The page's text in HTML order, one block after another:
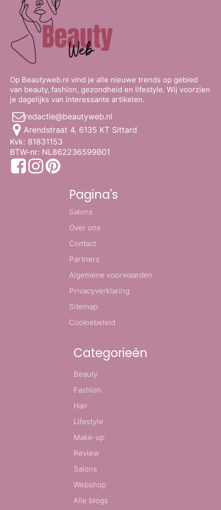
Op Beautyweb.nl vind je alle nieuwe trends op gebied
van beauty, fashion, gezondheid en lifestyle. Wij voorzien
je dagelijks van interessante artikelen.
redactie@beautyweb.nl
Arendstraat 4, 6135 KT Sittard
Kvk: 81831153
BTW-nr: NL862236599B01
Pagina's
Salons
Over ons
Contact
Partners
Algemene voorwaarden
Privacyverklaring
Sitemap
Cookiebeleid
Categorieën
Beauty
Fashion
Hair
Lifestyle
Make-up
Review
Salons
Webshop
Alle blogs